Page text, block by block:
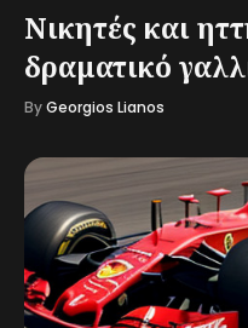
Νικητές και
δραματικό
ByGeorgios Lianos